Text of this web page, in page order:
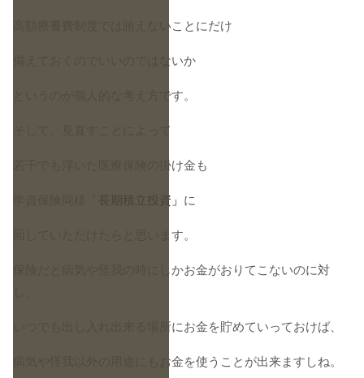
高額療養費制度では賄えないことにだけ
備えておくのでいいのではないか
というのが個人的な考え方です。
そして、見直すことによって
若干でも浮いた医療保険の掛け金も
「長期積立投資」 に
回していただけたらと思います。
保険だと病気や怪我の時にしかお金がおりてこないのに対
いつでも出し入れ出来る場所にお金を貯めていっておけば、
病気や怪我以外の用途にもお金を使うことが出来ますしね。